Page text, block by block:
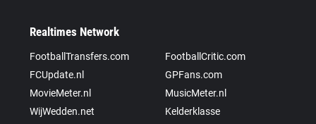
Realtimes Network
FootballTransfers.com
FootballCritic.com
FCUpdate.nl
GPFans.com
MovieMeter.nl
MusicMeter.nl
WijWedden.net
Kelderklasse